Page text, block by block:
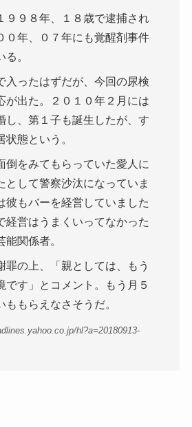
９９８年、１８歳で逮捕され
０年、０７年にも覚醒剤事件
。
入ったはずだが、今回の尿検
が出た。２０１０年２月には
し、第１子も誕生したが、す
状態という。
倒をみてもらっていた愛人に
として警察沙汰になっていま
彼もバーを経営していました
経営はうまくいってなかった
能関係者。
罪の上、「親としては、もう
です」とコメント。もう月５
ももらえなさそうだ。
hl?a=20180913-